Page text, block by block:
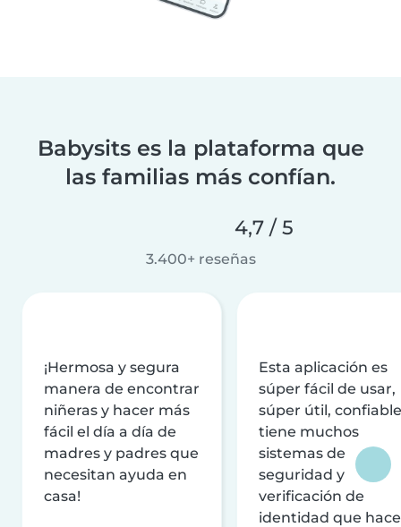
Babysits es la plataforma que
las familias más confían.
4,7 / 5
3.400+ reseñas
¡Hermosa y segura
manera de encontrar
niñeras y hacer más
fácil el día a día de
madres y padres que
necesitan ayuda en
casa!
Esta aplicación es
súper fácil de usar,
súper útil,
tiene muchos
sistemas de
seguridad y
verificación de
identidad que